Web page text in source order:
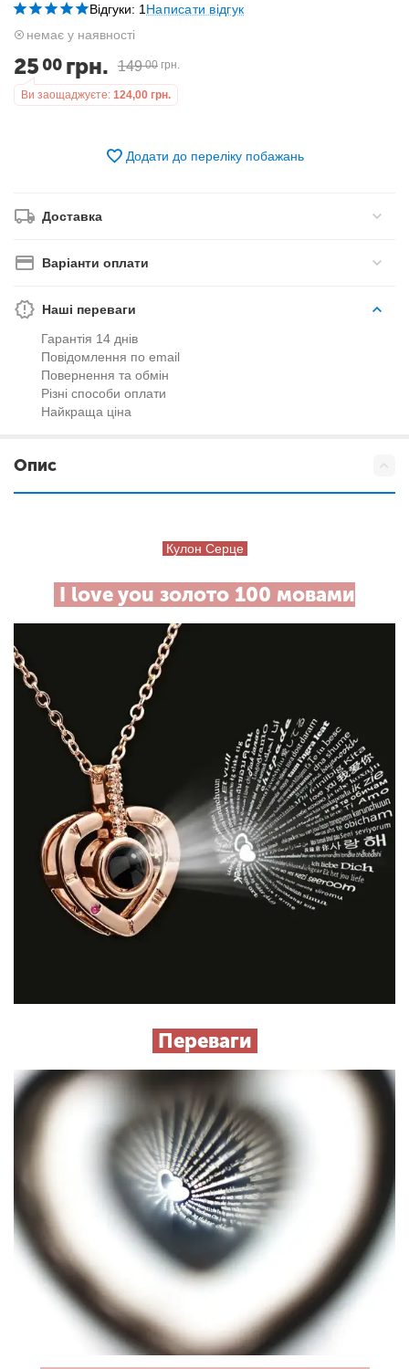
Відгуки: 1 Написати відгук
немає у наявності
25 00 грн. 149 00 грн.
Ви заощаджуєте: 124,00 грн.
Додати до переліку побажань
Доставка
Варіанти оплати
Наші переваги
Гарантія 14 днів
Повідомлення по email
Повернення та обмін
Різні способи оплати
Найкраща ціна
Опис
Кулон Серце
I love you золото 100 мовами
Переваги